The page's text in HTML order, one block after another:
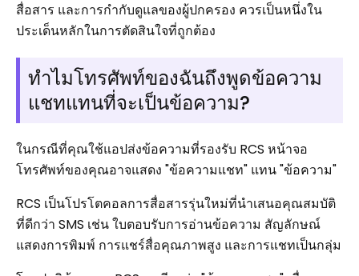
สื่อสาร และการกำกับดูแลของผู้ปกครอง ควรเป็นหนึ่งใน
ประเด็นหลักในการตัดสินใจที่ถูกต้อง
ทำไมโทรศัพท์ของฉันถึงพูดข้อความ
แชทแทนที่จะเป็นข้อความ?
ในกรณีที่คุณใช้แอปส่งข้อความที่รองรับ RCS หน้าจอ
โทรศัพท์ของคุณอาจแสดง "ข้อความแชท" แทน "ข้อความ"
RCS เป็นโปรโตคอลการสื่อสารรุ่นใหม่ที่นำเสนอคุณสมบัติ
ที่ดีกว่า SMS เช่น ใบตอบรับการอ่านข้อความ สัญลักษณ์
แสดงการพิมพ์ การแชร์สื่อคุณภาพสูง และการแชทเป็นกลุ่ม